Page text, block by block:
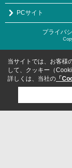
PCサイト
プライバ
当サイトでは、お客様
して、クッキー（
詳しくは、当社の 「